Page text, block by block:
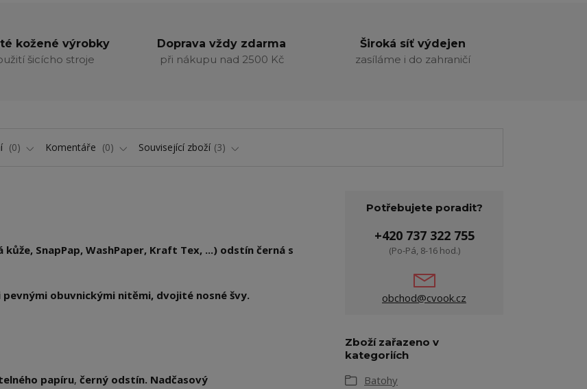
kožené výrobky
šicícho stroje
Doprava vždy zdarma
při nákupu nad 2500 Kč
Široká síť výdejen
zasíláme i do zahraničí
0 Komentáře 0 Související zboží 3
SnapPap, WashPaper, Kraft Tex, ...) odstín černá s
obuvnickými nitěmi, dvojité nosné švy.
papíru, černý odstín. Nadčasový
Potřebujete poradit?
+420 737 322 755
(Po-Pá, 8-16 hod.)
obchod@cvook.cz
Zboží zařazeno v
kategoriích
Batohy